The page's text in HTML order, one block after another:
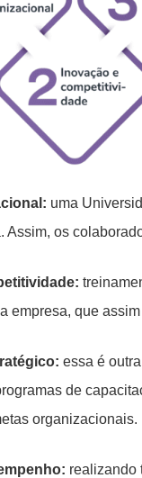
uma
Assim, os
empresa, que
essa é
de
organizacionais.
realizando